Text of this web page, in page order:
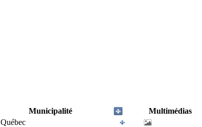
Municipalité
Multimédias
Québec